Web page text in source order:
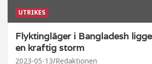
UTRIKES
Flyktingläger i Bangladesh
en kraftig storm
2023-05-13 Redaktionen